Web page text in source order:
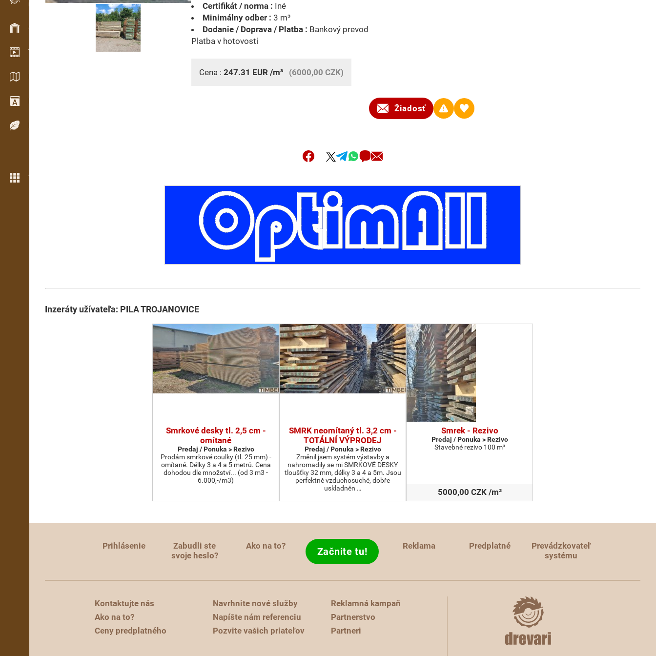
Evidencia dreva v teréne
Skladové hospodárstvo
Video showroom
Katalógy / Brožúry
Drevársky slovník
Dreviny
Viac možností
Certifikát / norma : Iné
Minimálny odber : 3 m³
Dodanie / Doprava / Platba : Bankový prevod
Platba v hotovosti
Cena : 247.31 EUR /m³ (6000,00 CZK)
Žiadosť
Inzeráty užívateľa: PILA TROJANOVICE
Smrkové desky tl. 2,5 cm -
omítané
Predaj / Ponuka > Rezivo
Prodám smrkové coulky (tl. 25 mm) -
omítané. Délky 3 a 4 a 5 metrů. Cena
dohodou dle množství... (od 3 m3 -
6.000,-/m3)
SMRK neomítaný tl. 3,2 cm -
TOTÁLNÍ VÝPRODEJ
Predaj / Ponuka > Rezivo
Změnil jsem systém výstavby a
nahromadily se mi SMRKOVÉ DESKY
tloušťky 32 mm, délky 3 a 4 a 5m. Jsou
perfektně vzduchosuché, dobře
uskladněn …
Smrek - Rezivo
Predaj / Ponuka > Rezivo
Stavebné rezivo 100 m³
5000,00 CZK /m³
Prihlásenie
Zabudli ste
svoje heslo?
Ako na to? Začnite tu! Reklama Predplatné
Prevádzkovateľ
systému
Kontaktujte nás
Ako na to?
Ceny predplatného
Navrhnite nové služby
Napíšte nám referenciu
Pozvite vašich priateľov
Reklamná kampaň
Partnerstvo
Partneri